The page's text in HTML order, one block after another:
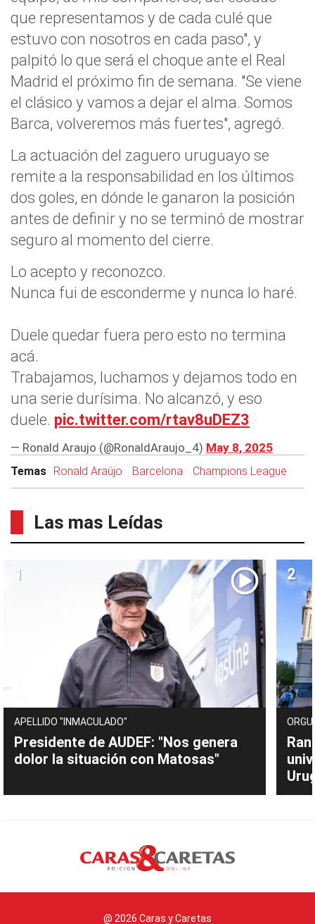
que representamos y de cada culé que
estuvo con nosotros en cada paso", y
palpitó lo que será el choque ante el Real
Madrid el próximo fin de semana. "Se viene
el clásico y vamos a dejar el alma. Somos
Barca, volveremos más fuertes", agregó.
La actuación del zaguero uruguayo se
remite a la responsabilidad en los últimos
dos goles, en dónde le ganaron la posición
antes de definir y no se terminó de mostrar
seguro al momento del cierre.
Lo acepto y reconozco.
Nunca fui de esconderme y nunca lo haré.
Duele quedar fuera pero esto no termina
acá.
Trabajamos, luchamos y dejamos todo en
una serie durísima. No alcanzó, y eso
duele. pic.twitter.com/rtav8uDEZ3
— Ronald Araujo (@RonaldAraujo_4) May 8, 2025
Temas Ronald Araújo Barcelona Champions League
Las mas Leídas
APELLIDO "INMACULADO"
Presidente de AUDEF: "Nos genera
dolor la situación con Matosas"
@ 2026 Caras y Caretas